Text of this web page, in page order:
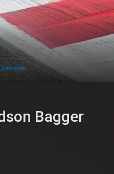
Linkedin
Bagger